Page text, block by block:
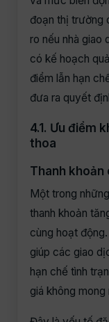
đoạn thị trường
ro nếu nhà giao
có kế hoạch
điểm lẫn hạn
đưa ra quyết
4.1. Ưu điểm
thoa
Thanh khoản
Một trong
thanh khoản
cùng hoạt
giúp các giao
hạn chế tình
giá không mong